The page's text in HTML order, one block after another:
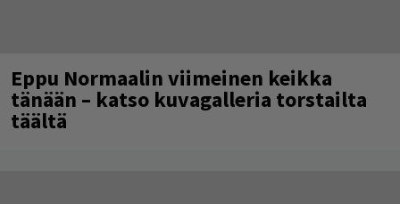
Eppu Normaalin viimeinen keikka
tänään – katso kuvagalleria torstailta
täältä